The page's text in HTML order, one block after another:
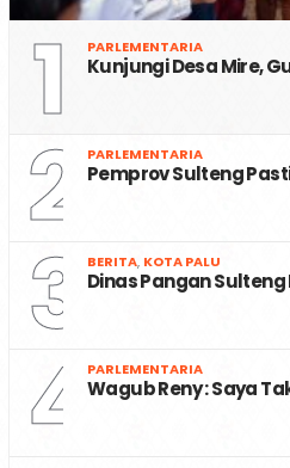
1 PARLEMENTARIA
Kunjungi Desa Mire,
2 PARLEMENTARIA
Pemprov Sulteng
3 BERITA, KOTA PALU
Dinas Pangan
4 PARLEMENTARIA
Wagub Reny : Saya